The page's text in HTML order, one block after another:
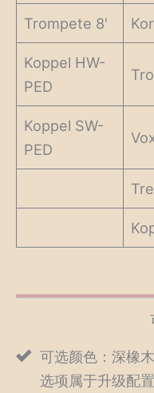
Trompete 8′
Koppel HW-
PED
Koppel SW-
PED
可选颜色：深橡
选项属于升级配置